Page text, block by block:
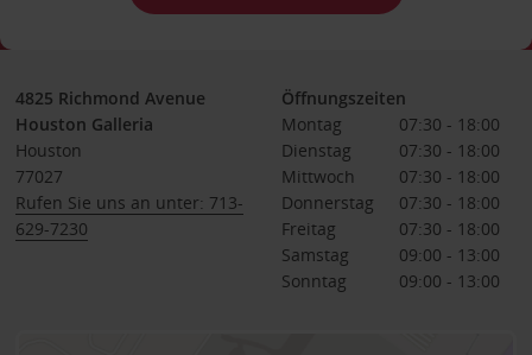
4825 Richmond Avenue
Houston Galleria
Houston
77027
Rufen Sie uns an unter: 713-
629-7230
Öffnungszeiten
Montag
07:30 - 18:00
Dienstag
07:30 - 18:00
Mittwoch
07:30 - 18:00
Donnerstag
07:30 - 18:00
Freitag
07:30 - 18:00
Samstag
09:00 - 13:00
Sonntag
09:00 - 13:00